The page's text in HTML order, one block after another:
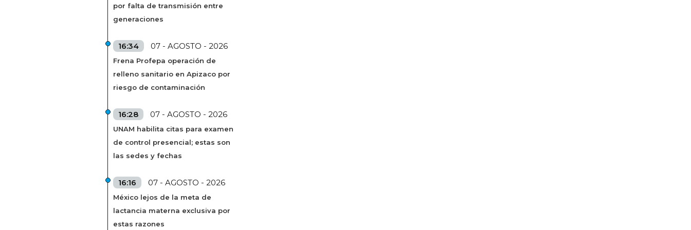
por falta de transmisión entre
generaciones
16:34 07 - AGOSTO - 2026
Frena Profepa operación de
relleno sanitario en Apizaco por
riesgo de contaminación
16:28 07 - AGOSTO - 2026
UNAM habilita citas para examen
de control presencial; estas son
las sedes y fechas
16:16 07 - AGOSTO - 2026
México lejos de la meta de
lactancia materna exclusiva por
estas razones